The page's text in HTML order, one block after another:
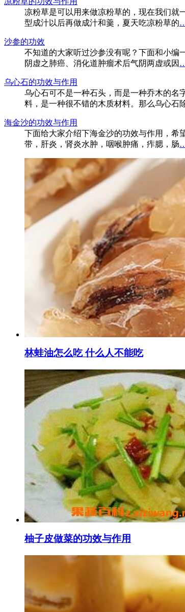
凉粉草是可以用来做凉粉草的，现在我们就
型成汁以后再做成汁和羹，夏天吃凉粉草的
沙参的功效
不知道的大家听过沙参没有呢？下面和小编
阴虚之肺癌、消化道肿瘤术后气阴两虚或因
乌心石的功效与作用
乌心石可不是一种石头，而是一种乔木的名
料，是一种很不错的木质材料。那么乌心石
海金沙的功效与作用
下面给大家介绍下海金沙的功效与作用，希
带，肝炎，肾炎水肿，咽喉肿痛，痄腮，肠
林蛙油怎么吃 什么人不能吃
柚子皮做菜的功效与作用